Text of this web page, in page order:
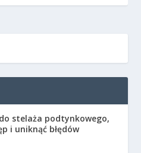
stelaża podtynkowego,
i uniknąć błędów